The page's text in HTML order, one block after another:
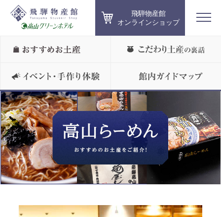
飛騨物産館
オンラインショップ